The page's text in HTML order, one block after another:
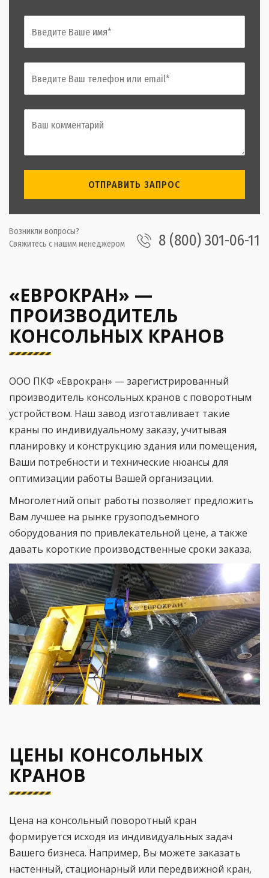
ОТПРАВИТЬ ЗАПРОС
8 (800) 301-06-11
Возникли вопросы?
Свяжитесь с нашим менеджером
«ЕВРОКРАН» —
ПРОИЗВОДИТЕЛЬ
КОНСОЛЬНЫХ КРАНОВ
ООО ПКФ «Еврокран» — зарегистрированный
производитель консольных кранов с поворотным
устройством. Наш завод изготавливает такие
краны по индивидуальному заказу, учитывая
планировку и конструкцию здания или помещения,
Ваши потребности и технические нюансы для
оптимизации работы Вашей организации.
Многолетний опыт работы позволяет предложить
Вам лучшее на рынке грузоподъемного
оборудования по привлекательной цене, а также
давать короткие производственные сроки заказа.
ЦЕНЫ КОНСОЛЬНЫХ
КРАНОВ
Цена на консольный поворотный кран
формируется исходя из индивидуальных задач
Вашего бизнеса. Например, Вы можете заказать
настенный, стационарный или передвижной кран,